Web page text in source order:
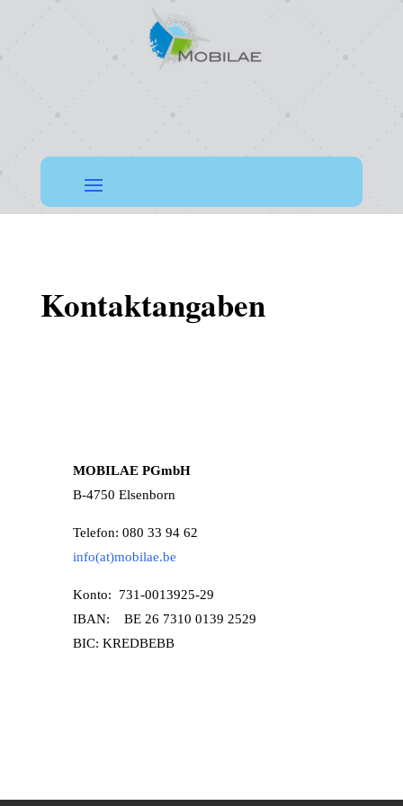
Kontaktangaben
MOBILAE PGmbH
B-4750 Elsenborn
Telefon: 080 33 94 62
info(at)mobilae.be
Konto: 731-0013925-29
IBAN: BE 26 7310 0139 2529
BIC: KREDBEBB